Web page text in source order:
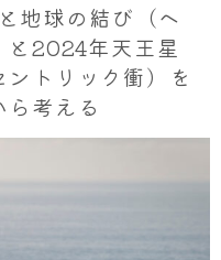
地球の結び（ヘ
と2024年天王星
トリック衝）を
考える